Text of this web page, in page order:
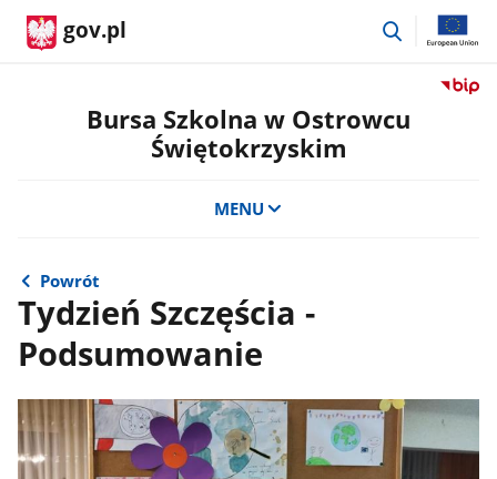
gov.pl
przejdź
Przejdź
Bursa Szkolna w Ostrowcu
Świętokrzyskim
MENU
Powrót
Tydzień Szczęścia -
Podsumowanie